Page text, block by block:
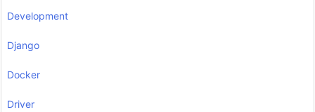
Development
Django
Docker
Driver